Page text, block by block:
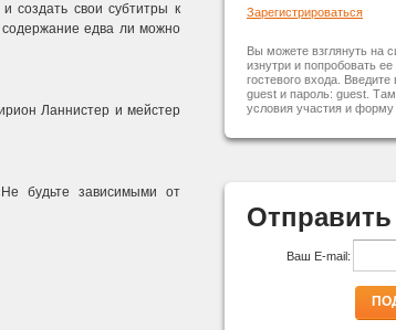
создать свои субтитры к
содержание едва ли можно
Ланнистер и мейстер
будьте зависимыми от
Зарегистрироваться
Вы можете взглянуть на
изнутри и попробовать
гостевого входа.
guest и пароль: guest.
условия участия и форму
Отправить
Ваш E-mail: